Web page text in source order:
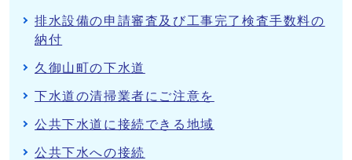
排水設備の申請審査及び工事完了検査手数料の
納付
久御山町の下水道
下水道の清掃業者にご注意を
公共下水道に接続できる地域
公共下水への接続